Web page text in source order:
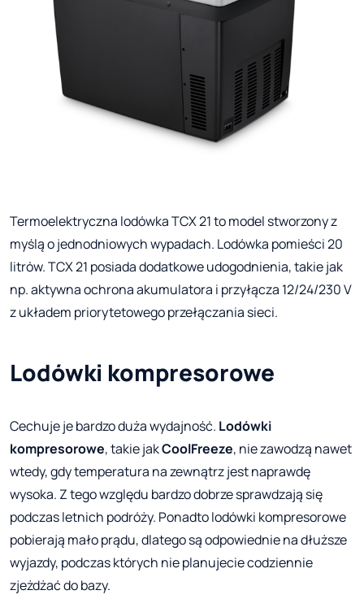
Termoelektryczna lodówka TCX 21 to model stworzony z
myślą o jednodniowych wypadach. Lodówka pomieści 20
litrów. TCX 21 posiada dodatkowe udogodnienia, takie jak
np. aktywna ochrona akumulatora i przyłącza 12/24/230 V
z układem priorytetowego przełączania sieci.
Lodówki kompresorowe
Cechuje je bardzo duża wydajność. Lodówki
kompresorowe, takie jakCoolFreeze, nie zawodzą nawet
wtedy, gdy temperatura na zewnątrz jest naprawdę
wysoka. Z tego względu bardzo dobrze sprawdzają się
podczas letnich podróży. Ponadto lodówki kompresorowe
pobierają mało prądu, dlatego są odpowiednie na dłuższe
wyjazdy, podczas których nie planujecie codziennie
zjeżdżać do bazy.